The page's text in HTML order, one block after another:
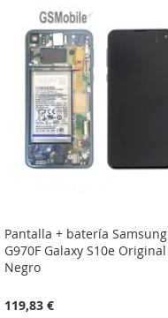
LISTA
DE
DESEJOS
COMPARAÇÃO
Pantalla + batería Samsung
G970F Galaxy S10e Original
Negro
119,83 €